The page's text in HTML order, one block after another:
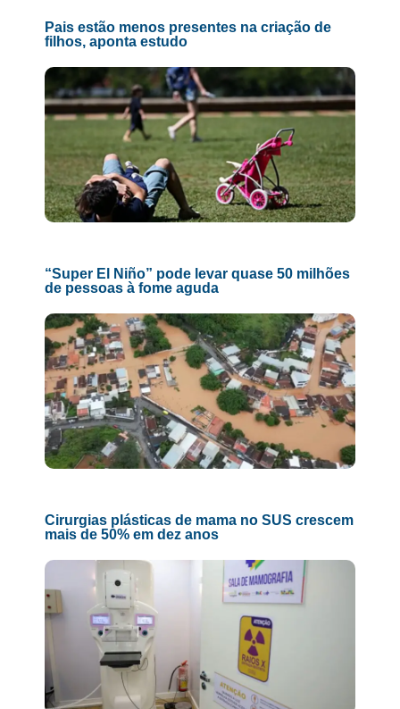
Pais estão menos presentes na criação de
filhos, aponta estudo
“Super El Niño” pode levar quase 50 milhões
de pessoas à fome aguda
Cirurgias plásticas de mama no SUS crescem
mais de 50% em dez anos